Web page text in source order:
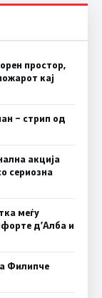
простор,
кај
– стрип од
акција
сериозна
меѓу
д’Алба и
Филипче